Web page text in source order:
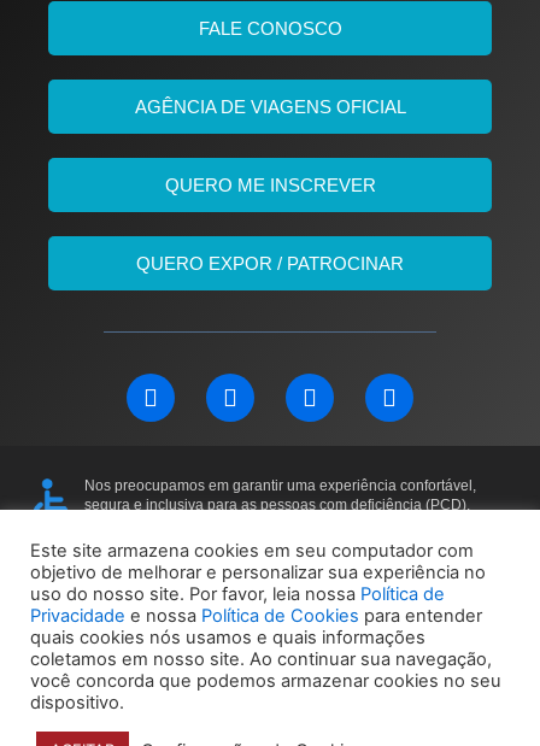
FALE CONOSCO
AGÊNCIA DE VIAGENS OFICIAL
QUERO ME INSCREVER
QUERO EXPOR / PATROCINAR
L
i
e
d
n
F
a
b
o
k
I
n
a
g
a
m
Y
o
u
b
Nos preocupamos em garantir uma experiência confortável,
segura e inclusiva para as pessoas com deficiência (PCD).
incluindo elevadores e banheiros adaptados.
Para mais informações ou solicitações específicas, entre em
contato: 11 97169-5011
© 2024 Unbox Eventos – Todos os direitos reservados |
Política de Privacidade Política de Cookies
Este site armazena cookies em seu computador com
objetivo de melhorar e personalizar sua experiência no
uso do nosso site. Por favor, leia nossa Política de
Privacidade e nossa Política de Cookies para entender
quais cookies nós usamos e quais informações
coletamos em nosso site. Ao continuar sua navegação,
você concorda que podemos armazenar cookies no seu
dispositivo.